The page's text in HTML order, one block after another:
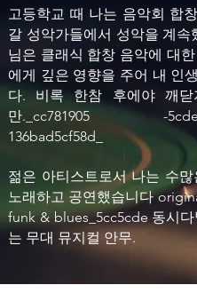
고등학교 때 나는 음악회 합
갈 성악가들에서 성악을 계속
님은 클래식 합창 음악에 대
에게 깊은 영향을 주어 내 인
다. 비록 한참 후에야 깨닫
만._cc781905 -5cde-
136bad5cf58d_
젊은 아티스트로서 나는 수
노래하고 공연했습니다
funk & blues_5cc5cde 동시
는 무대 뮤지컬 안무.